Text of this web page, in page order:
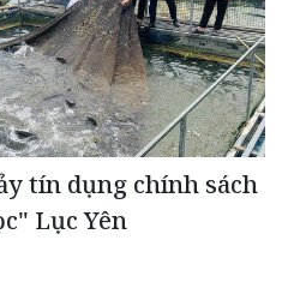
tín dụng chính sách
Lục Yên
Giải chạy Ngày An ninh